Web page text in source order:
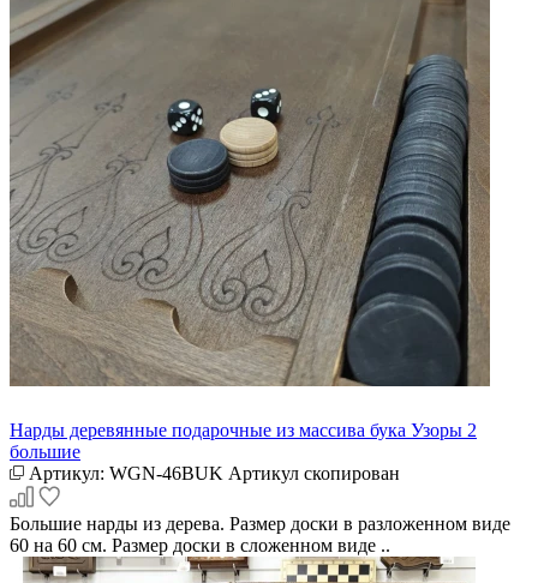
Нарды деревянные подарочные из массива бука Узоры 2
большие
Артикул: WGN-46BUK Артикул скопирован
Большие нарды из дерева. Размер доски в разложенном виде
60 на 60 см. Размер доски в сложенном виде ..